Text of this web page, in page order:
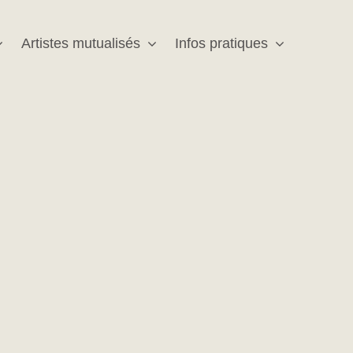
Artistes mutualisés Infos pratiques